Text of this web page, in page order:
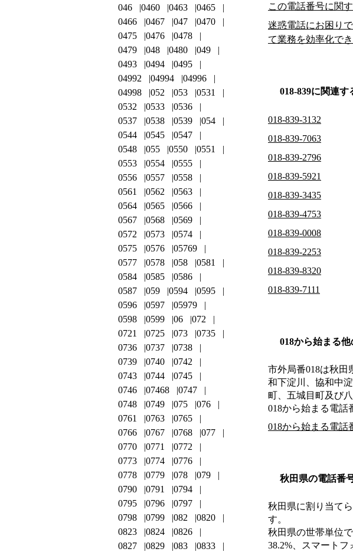
この電話番号に関
迷惑電話にお困り
て業務を効率化でき
018-839に関連す
018-839-3132
018-839-7063
018-839-2796
018-839-5921
018-839-3435
018-839-4753
018-839-0008
018-839-2253
018-839-8320
018-839-7111
018から始まる
市外局番018は秋田
和下淀川、協和中
町、五城目町及び
018から始まる電話
018から始まる電話
秋田県の電話番
秋田県に割り当て
す。
秋田県の世帯単位
38.2%、スマート
046
0460 0463
0465
0466
0467 047
0470
0475
0476
0478
0479
048 0480
049
0493
0494
0495
04992
04994
04996
04998
052 053
0531
0532
0533
0536
0537
0538 0539
054
0544
0545
0547
0548
055 0550
0551
0553
0554
0555
0556
0557
0558
0561
0562
0563
0564
0565
0566
0567
0568
0569
0572
0573
0574
0575
0576
05769
0577
0578 058
0581
0584
0585
0586
0587
059 0594
0595
0596
0597
05979
0598
0599 06
072
0721
0725 073
0735
0736
0737
0738
0739
0740
0742
0743
0744
0745
0746
07468
0747
0748
0749 075
076
0761
0763
0765
0766
0767 0768
077
0770
0771
0772
0773
0774
0776
0778
0779 078
079
0790
0791
0794
0795
0796
0797
0798
0799 082
0820
0823
0824
0826
0827
0829 083
0833